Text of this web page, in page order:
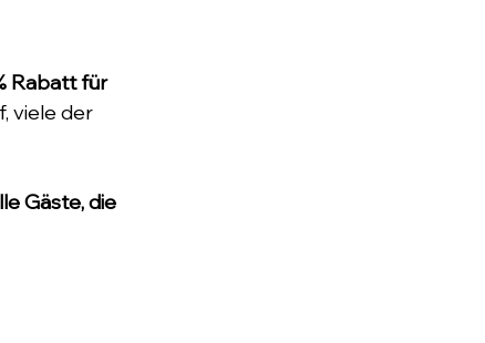
Rabatt für
viele der
Gäste, die